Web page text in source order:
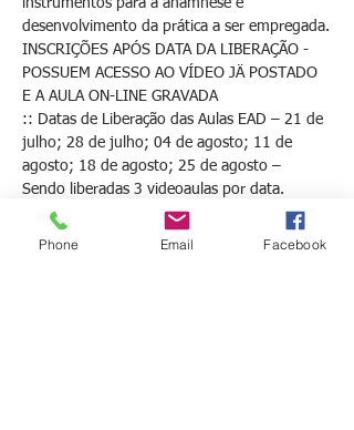
desenvolvimento da prática a ser empregada.
INSCRIÇÕES APÓS DATA DA LIBERAÇÃO -
POSSUEM ACESSO AO VÍDEO JÄ POSTADO
E A AULA ON-LINE GRAVADA
:: Datas de Liberação das Aulas EAD – 21 de
julho; 28 de julho; 04 de agosto; 11 de
agosto; 18 de agosto; 25 de agosto –
Sendo liberadas 3 videoaulas por data.
Aulas On-Line – Encontro por plataforma
para prática ao-vivo com os professores:
Phone Email Facebook